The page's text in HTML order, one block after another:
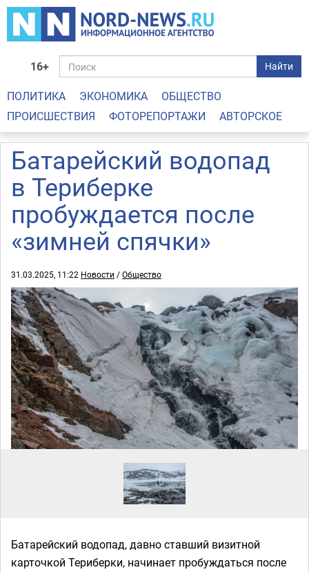
16+ Найти
ПОЛИТИКА ЭКОНОМИКА
ОБЩЕСТВО
ПРОИСШЕСТВИЯ
ФОТОРЕПОРТАЖИ АВТОРСКОЕ
Батарейский водопад
в Териберке
пробуждается после
«зимней спячки»
31.03.2025, 11:22 Новости /Общество
Батарейский водопад, давно ставший визитной
карточкой Териберки, начинает пробуждаться после